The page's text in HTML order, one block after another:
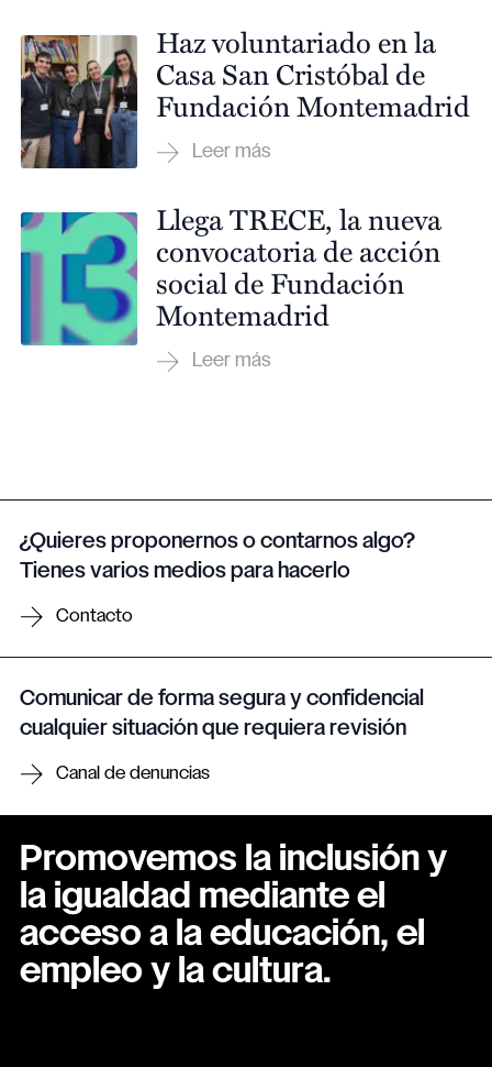
Haz voluntariado en la
Casa San Cristóbal de
Fundación Montemadrid
Llega TRECE, la nueva
convocatoria de acción
social de Fundación
Montemadrid
¿Quieres proponernos o contarnos algo?
Tienes varios medios para hacerlo
Contacto
Comunicar de forma segura y confidencial
cualquier situación que requiera revisión
Canal de denuncias
Promovemos la inclusión y
la igualdad mediante el
acceso a la educación, el
empleo y la cultura.